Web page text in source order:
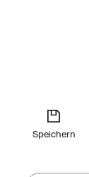
Speichern